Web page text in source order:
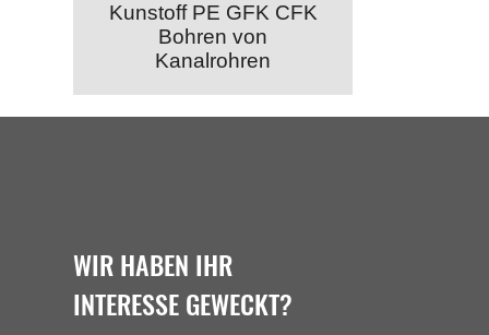
Kunstoff PE GFK CFK
Bohren von
Kanalrohren
WIR HABEN IHR
INTERESSE GEWECKT?